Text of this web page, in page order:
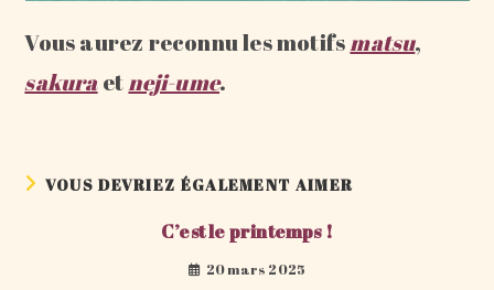
Vous aurez reconnu les motifsmatsu,
sakuraetneji-ume.
VOUS DEVRIEZ ÉGALEMENT AIMER
C’est le printemps !
20 mars 2025